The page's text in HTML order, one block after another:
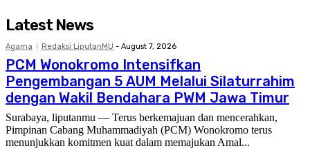
Latest News
Agama Redaksi LiputanMU - August 7, 2026
PCM Wonokromo Intensifkan
Pengembangan 5 AUM Melalui Silaturrahim
dengan Wakil Bendahara PWM Jawa Timur
Surabaya, liputanmu — Terus berkemajuan dan mencerahkan,
Pimpinan Cabang Muhammadiyah (PCM) Wonokromo terus
menunjukkan komitmen kuat dalam memajukan Amal...